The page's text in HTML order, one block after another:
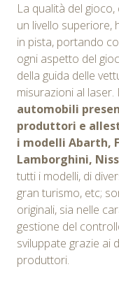
La qualità del
un livello superiore,
in pista, portando
ogni aspetto del
della guida delle
misurazioni al
automobili
produttori e
i modelli Abarth,
Lamborghini,
tutti i modelli, di
gran turismo, etc;
originali, sia nelle
gestione del
sviluppate grazie ai
produttori.